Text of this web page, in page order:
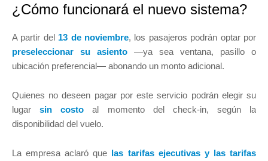
¿Cómo funcionará el nuevo sistema?
A partir del 13 de noviembre, los pasajeros podrán optar por
preseleccionar su asiento —ya sea ventana, pasillo o
ubicación preferencial— abonando un monto adicional.
Quienes no deseen pagar por este servicio podrán elegir su
lugarsin costo al momento del check-in, según la
disponibilidad del vuelo.
La empresa aclaró que las tarifas ejecutivas y las tarifas